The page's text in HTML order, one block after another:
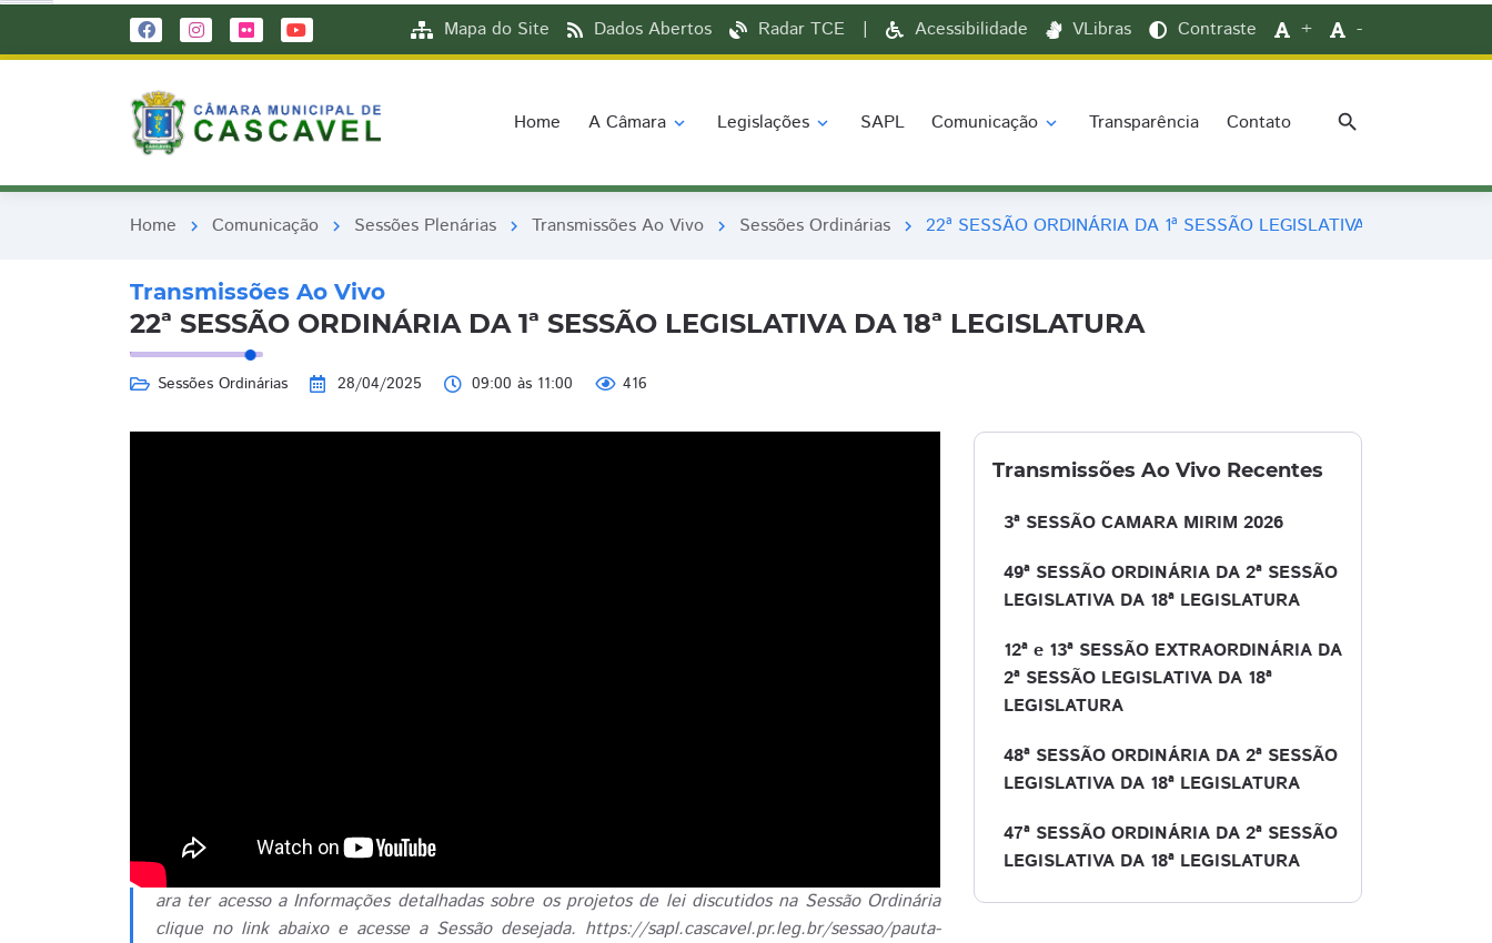
Mapa do Site Dados Abertos Radar TCE | Acessibilidade VLibras Contraste + -
Home A Câmara expand_more Legislações expand_more SAPL Comunicação expand_more Transparência Contato search
Home chevron_right Comunicação chevron_right Sessões Plenárias chevron_right Transmissões Ao Vivo chevron_right Sessões Ordinárias chevron_right 22ª SESSÃO ORDINÁRIA DA 1ª SESSÃO LEGISLATIVA DA 18ª
Transmissões Ao Vivo
22ª SESSÃO ORDINÁRIA DA 1ª SESSÃO LEGISLATIVA DA 18ª LEGISLATURA
Sessões Ordinárias 28/04/2025 09:00 às 11:00 416
ara ter acesso a Informações detalhadas sobre os projetos de lei discutidos na Sessão Ordinária
clique no link abaixo e acesse a Sessão desejada. https://sapl.cascavel.pr.leg.br/sessao/pauta-
Transmissões Ao Vivo Recentes
3ª SESSÃO CAMARA MIRIM 2026
49ª SESSÃO ORDINÁRIA DA 2ª SESSÃO
LEGISLATIVA DA 18ª LEGISLATURA
12ª e 13ª SESSÃO EXTRAORDINÁRIA DA
2ª SESSÃO LEGISLATIVA DA 18ª
LEGISLATURA
48ª SESSÃO ORDINÁRIA DA 2ª SESSÃO
LEGISLATIVA DA 18ª LEGISLATURA
47ª SESSÃO ORDINÁRIA DA 2ª SESSÃO
LEGISLATIVA DA 18ª LEGISLATURA